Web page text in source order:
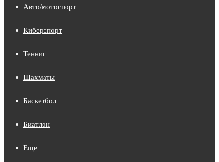
Авто/мотоспорт
Киберспорт
Теннис
Шахматы
Баскетбол
Биатлон
Еще